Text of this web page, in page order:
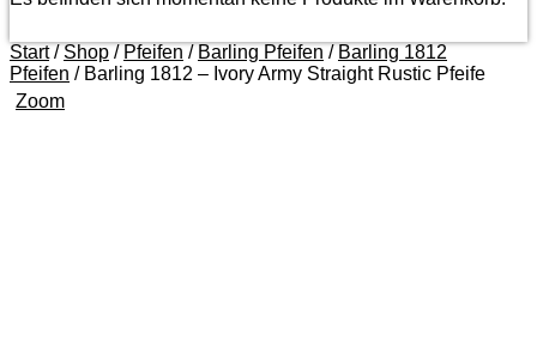
Start/ Shop / Pfeifen / Barling Pfeifen / Barling 1812
Pfeifen / Barling 1812 – Ivory Army Straight Rustic Pfeife
Zoom